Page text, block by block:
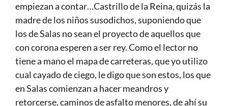
empiezan a contar…Castrillo de la Reina, quizás la
madre de los niños susodichos, suponiendo que
los de Salas no sean el proyecto de aquellos que
con corona esperen a ser rey. Como el lector no
tiene a mano el mapa de carreteras, que yo utilizo
cual cayado de ciego, le digo que son estos, los que
en Salas comienzan a hacer meandros y
retorcerse, caminos de asfalto menores, de ahí su